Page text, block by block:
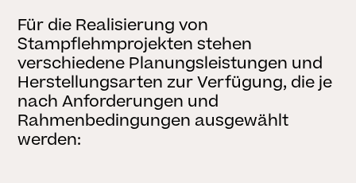
Für die Realisierung von
Stampflehmprojekten stehen
verschiedene Planungsleistungen und
Herstellungsarten zur Verfügung, die je
nach Anforderungen und
Rahmenbedingungen ausgewählt
werden: